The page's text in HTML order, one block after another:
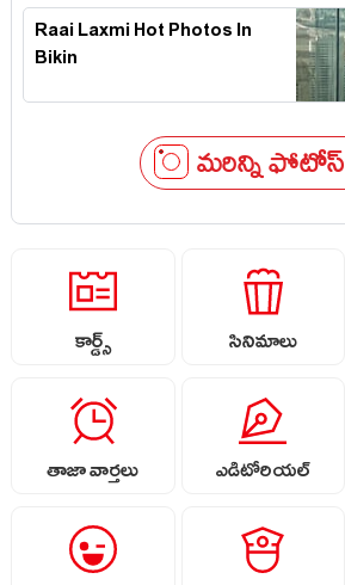
Raai Laxmi Hot Photos In
Bikin
మరిన్ని ఫోటోస్
కార్డ్స్ సినిమాలు
తాజా వార్తలు ఎడిటోరియల్